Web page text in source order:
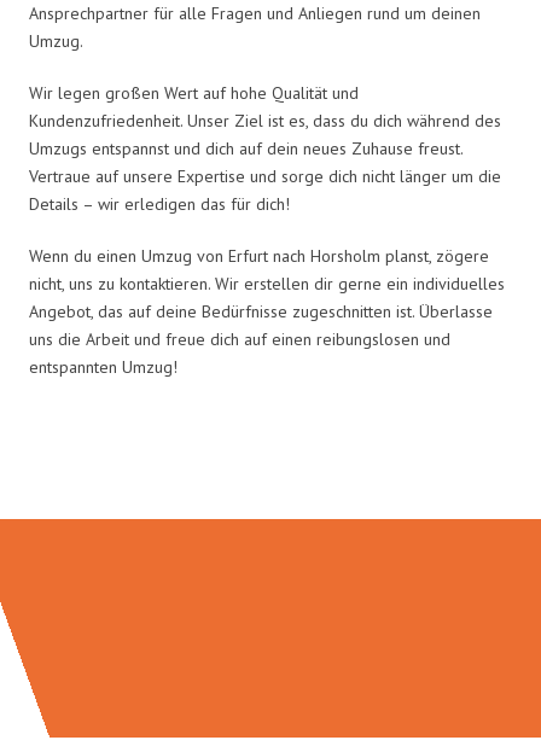
Ansprechpartner für alle Fragen und Anliegen rund um deinen
Umzug.
Wir legen großen Wert auf hohe Qualität und
Kundenzufriedenheit. Unser Ziel ist es, dass du dich während des
Umzugs entspannst und dich auf dein neues Zuhause freust.
Vertraue auf unsere Expertise und sorge dich nicht länger um die
Details – wir erledigen das für dich!
Wenn du einen Umzug von Erfurt nach Horsholm planst, zögere
nicht, uns zu kontaktieren. Wir erstellen dir gerne ein individuelles
Angebot, das auf deine Bedürfnisse zugeschnitten ist. Überlasse
uns die Arbeit und freue dich auf einen reibungslosen und
entspannten Umzug!